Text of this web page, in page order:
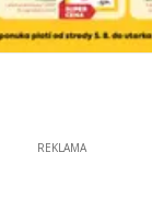
REKLAMA